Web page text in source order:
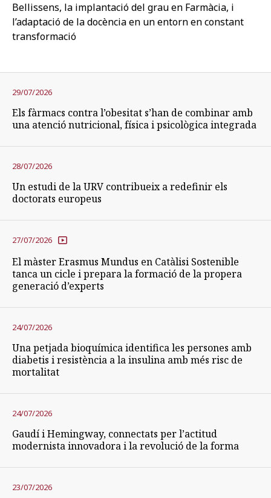
Bellissens, la implantació del grau en Farmàcia, i
l’adaptació de la docència en un entorn en constant
transformació
29/07/2026
Els fàrmacs contra l’obesitat s’han de combinar amb
una atenció nutricional, física i psicològica integrada
28/07/2026
Un estudi de la URV contribueix a redefinir els
doctorats europeus
27/07/2026
El màster Erasmus Mundus en Catàlisi Sostenible
tanca un cicle i prepara la formació de la propera
generació d’experts
24/07/2026
Una petjada bioquímica identifica les persones amb
diabetis i resistència a la insulina amb més risc de
mortalitat
24/07/2026
Gaudí i Hemingway, connectats per l’actitud
modernista innovadora i la revolució de la forma
23/07/2026